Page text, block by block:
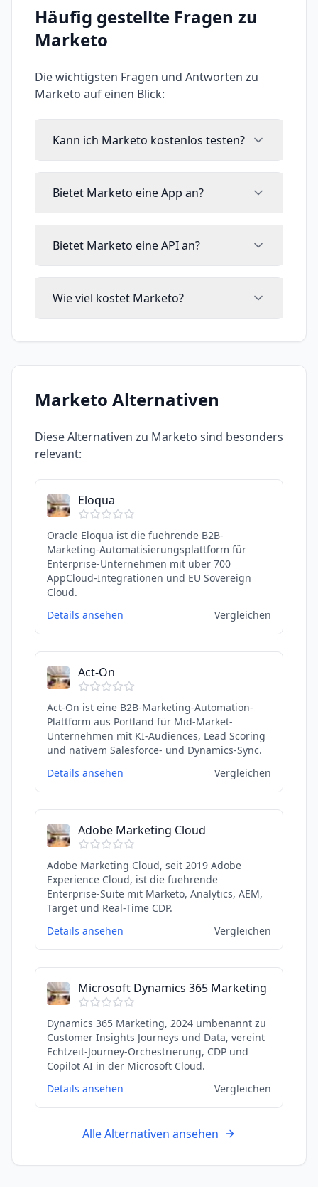
Häufig gestellte Fragen zu
Marketo
Die wichtigsten Fragen und Antworten zu
Marketo auf einen Blick:
Kann ich Marketo kostenlos testen?
Bietet Marketo eine App an?
Bietet Marketo eine API an?
Wie viel kostet Marketo?
Marketo Alternativen
Diese Alternativen zu Marketo sind besonders
relevant:
Eloqua
Oracle Eloqua ist die fuehrende B2B-
Marketing-Automatisierungsplattform für
Enterprise-Unternehmen mit über 700
AppCloud-Integrationen und EU Sovereign
Cloud.
Details ansehen
Vergleichen
Act-On
Act-On ist eine B2B-Marketing-Automation-
Plattform aus Portland für Mid-Market-
Unternehmen mit KI-Audiences, Lead Scoring
und nativem Salesforce- und Dynamics-Sync.
Details ansehen
Vergleichen
Adobe Marketing Cloud
Adobe Marketing Cloud, seit 2019 Adobe
Experience Cloud, ist die fuehrende
Enterprise-Suite mit Marketo, Analytics, AEM,
Target und Real-Time CDP.
Details ansehen
Vergleichen
Microsoft Dynamics 365 Marketing
Dynamics 365 Marketing, 2024 umbenannt zu
Customer Insights Journeys und Data, vereint
Echtzeit-Journey-Orchestrierung, CDP und
Copilot AI in der Microsoft Cloud.
Details ansehen
Vergleichen
Alle Alternativen ansehen